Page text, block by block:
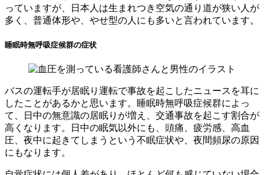
っていますが、日本人は生まれつき空気の通り道が狭い人が
多く、普通体形や、やせ型の人にも多いと言われています。
睡眠時無呼吸症候群の症状
バスの運転手が居眠り運転で事故を起こしたニュースを耳に
したことがあるかと思います。睡眠時無呼吸症候群によっ
て、日中の無意識の居眠りが増え、交通事故を起こす割合が
高くなります。日中の眠気以外にも、頭痛、疲労感、高血
圧、夜中に起きてしまうという不眠症状や、夜間頻尿の原因
にもなります。